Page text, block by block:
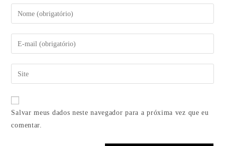
Salvar meus dados neste navegador para a próxima vez que eu
comentar.